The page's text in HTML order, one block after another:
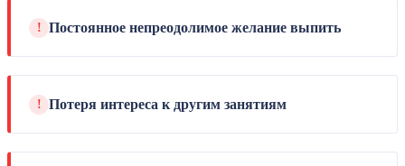
! Постоянное непреодолимое желание выпить
! Потеря интереса к другим занятиям